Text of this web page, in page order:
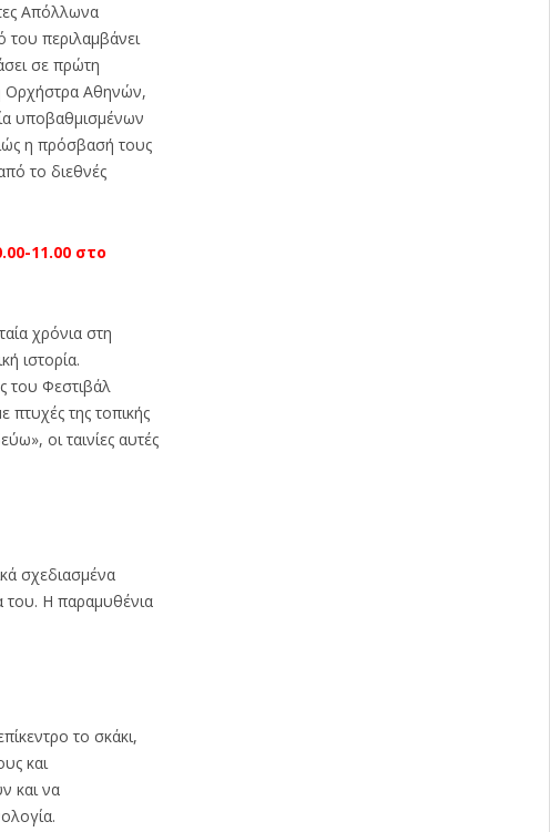
Απόλλωνα
του περιλαμβάνει
σε πρώτη
Ορχήστρα Αθηνών,
υποβαθμισμένων
η πρόσβασή τους
το διεθνές
11.00 στο
χρόνια στη
ιστορία.
του Φεστιβάλ
πτυχές της τοπικής
οι ταινίες αυτές
σχεδιασμένα
του. Η παραμυθένια
το σκάκι,
και
και να